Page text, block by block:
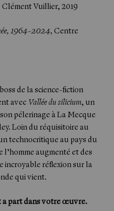
Clément Vuillier, 2019
1964-2024,Centre
de la science-fiction
avec Vallée du silicium, un
pélerinage à La Mecque
Loin du réquisitoire au
technocritique au pays du
augmenté et des
incroyable réflexion sur la
qui vient.
a part dans votre œuvre.